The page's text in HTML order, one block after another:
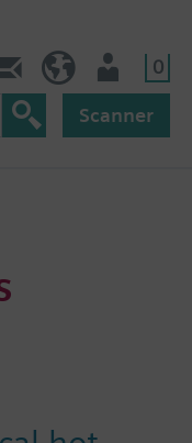
0
Scanner